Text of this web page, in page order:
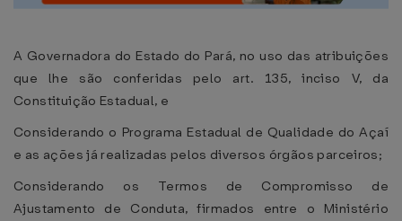
A Governadora do Estado do Pará, no uso das atribuições
que lhe são conferidas pelo art. 135, inciso V, da
Constituição Estadual, e
Considerando o Programa Estadual de Qualidade do Açaí
e as ações já realizadas pelos diversos órgãos parceiros;
Considerando os Termos de Compromisso de
Ajustamento de Conduta, firmados entre o Ministério